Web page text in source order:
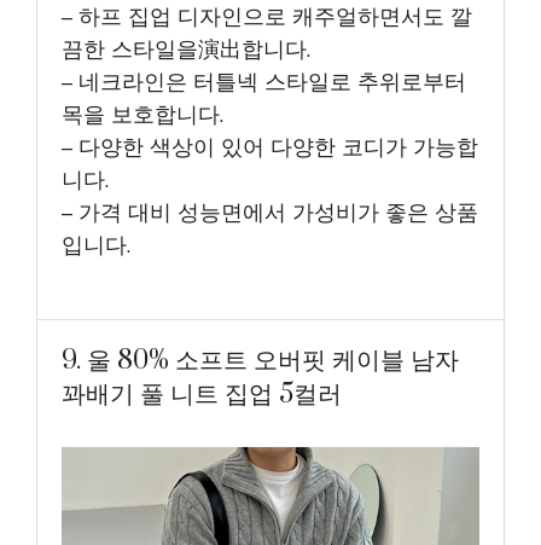
– 하프 집업 디자인으로 캐주얼하면서도 깔
끔한 스타일을演出합니다.
– 네크라인은 터틀넥 스타일로 추위로부터
목을 보호합니다.
– 다양한 색상이 있어 다양한 코디가 가능합
니다.
– 가격 대비 성능면에서 가성비가 좋은 상품
입니다.
9. 울 80% 소프트 오버핏 케이블 남자
꽈배기 풀 니트 집업 5컬러